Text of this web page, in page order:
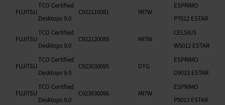
FUJITSU
TCO Certified
Desktops 9.0
C922110081 MI7W
ESPRIMO
P7012 ESTAR
FUJITSU
TCO Certified
Desktops 9.0
C922120085 MI7W
CELSIUS
W5012 ESTAR
FUJITSU
TCO Certified
Desktops 9.0
C923030095 DTG
ESPRIMO
D9013 ESTAR
FUJITSU
TCO Certified
Desktops 9.0
C923030096 MI7W
ESPRIMO
P9013 ESTAR